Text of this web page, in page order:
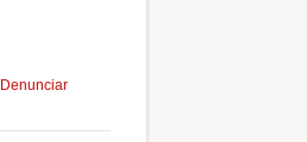
Denunciar